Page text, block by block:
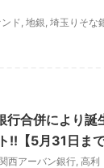
ド, 地銀, 埼玉りそな
合併により誕
!!【5月31日まで
西アーバン銀行, 高利